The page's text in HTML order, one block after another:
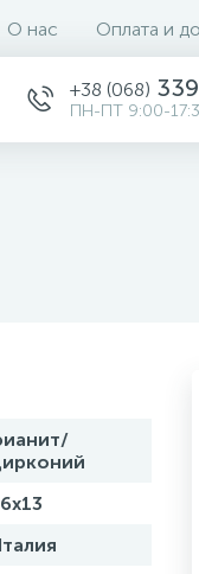
О нас Оплата и
+38 (068)
ПН-ПТ 9:00-